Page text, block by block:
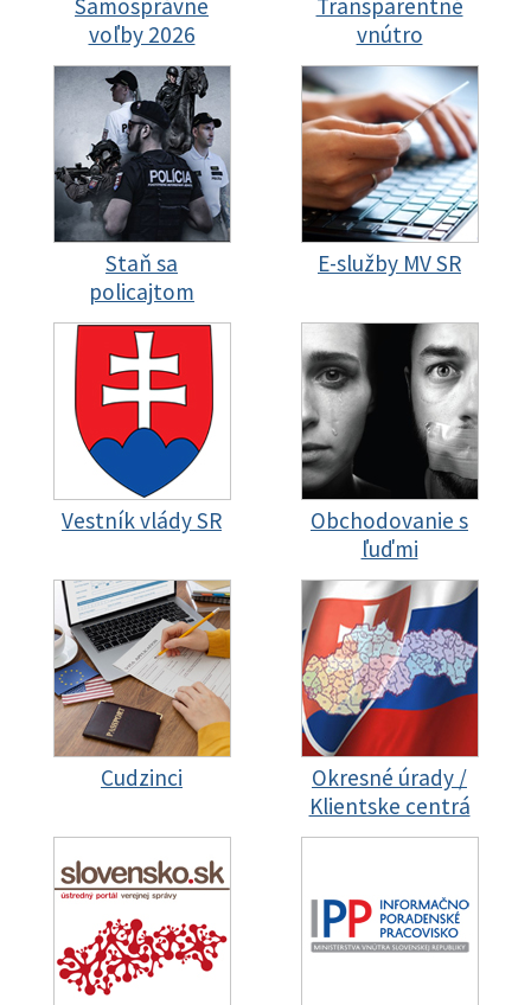
Samosprávne
voľby 2026
Transparentné
vnútro
Staň sa
policajtom
E-služby MV SR
Vestník vlády SR
Obchodovanie s
ľuďmi
Cudzinci
Okresné úrady /
Klientske centrá